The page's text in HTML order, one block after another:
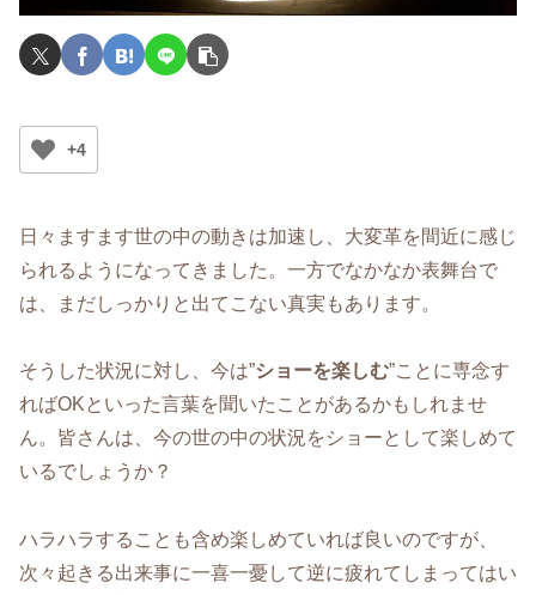
+4
日々ますます世の中の動きは加速し、大変革を間近に感じ
られるようになってきました。一方でなかなか表舞台で
は、まだしっかりと出てこない真実もあります。
そうした状況に対し、今は”ショーを楽しむ”ことに専念す
ればOKといった言葉を聞いたことがあるかもしれませ
ん。皆さんは、今の世の中の状況をショーとして楽しめて
いるでしょうか？
ハラハラすることも含め楽しめていれば良いのですが、
次々起きる出来事に一喜一憂して逆に疲れてしまってはい